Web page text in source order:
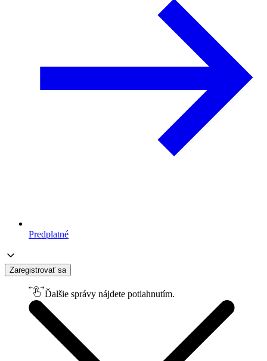
Predplatné
Zaregistrovať sa
Ďalšie správy nájdete potiahnutím.